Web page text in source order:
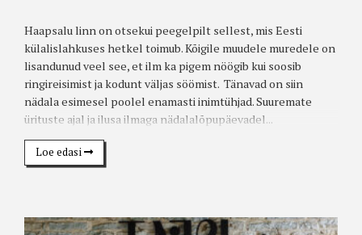
Haapsalu linn on otsekui peegelpilt sellest, mis Eesti
külalislahkuses hetkel toimub. Kõigile muudele muredele on
lisandunud veel see, et ilm ka pigem nöögib kui soosib
ringireisimist ja kodunt väljas söömist. Tänavad on siin
nädala esimesel poolel enamasti inimtühjad. Suuremate
ürituste ajal ja ilusa ilmaga nädalalõpupäevadel...
Loe edasi